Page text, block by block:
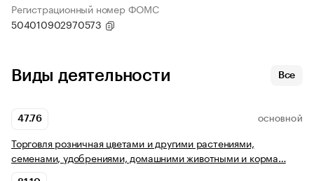
Регистрационный номер ФОМС
504010902970573
Виды деятельности Все
47.76 ОСНОВНОЙ
Торговля розничная цветами и другими растениями,
семенами, удобрениями, домашними животными и корма…